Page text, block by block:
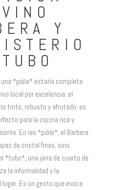
Y
una *piòla* estaría completa
local por excelencia: el
tinto, robusto y afrutado, es
para la cocina rica y
En las *piòle*, el Barbera
de cristal finas, sino
*tubo*, una jarra de cuarto de
la informalidad y la
Es un gesto que evoca